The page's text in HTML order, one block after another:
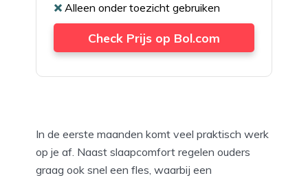
Alleen onder toezicht gebruiken
Check Prijs op Bol.com
In de eerste maanden komt veel praktisch werk
op je af. Naast slaapcomfort regelen ouders
graag ook snel een fles, waarbij een